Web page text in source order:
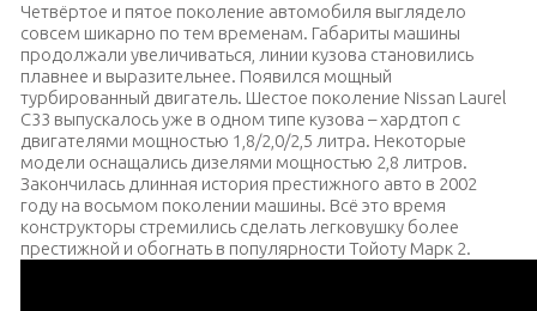
Четвёртое и пятое поколение автомобиля выглядело
совсем шикарно по тем временам. Габариты машины
продолжали увеличиваться, линии кузова становились
плавнее и выразительнее. Появился мощный
турбированный двигатель. Шестое поколение Nissan Laurel
C33 выпускалось уже в одном типе кузова – хардтоп с
двигателями мощностью 1,8/2,0/2,5 литра. Некоторые
модели оснащались дизелями мощностью 2,8 литров.
Закончилась длинная история престижного авто в 2002
году на восьмом поколении машины. Всё это время
конструкторы стремились сделать легковушку более
престижной и обогнать в популярности Тойоту Марк 2.